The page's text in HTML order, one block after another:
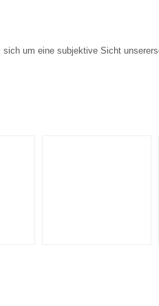
um eine subjektive Sicht